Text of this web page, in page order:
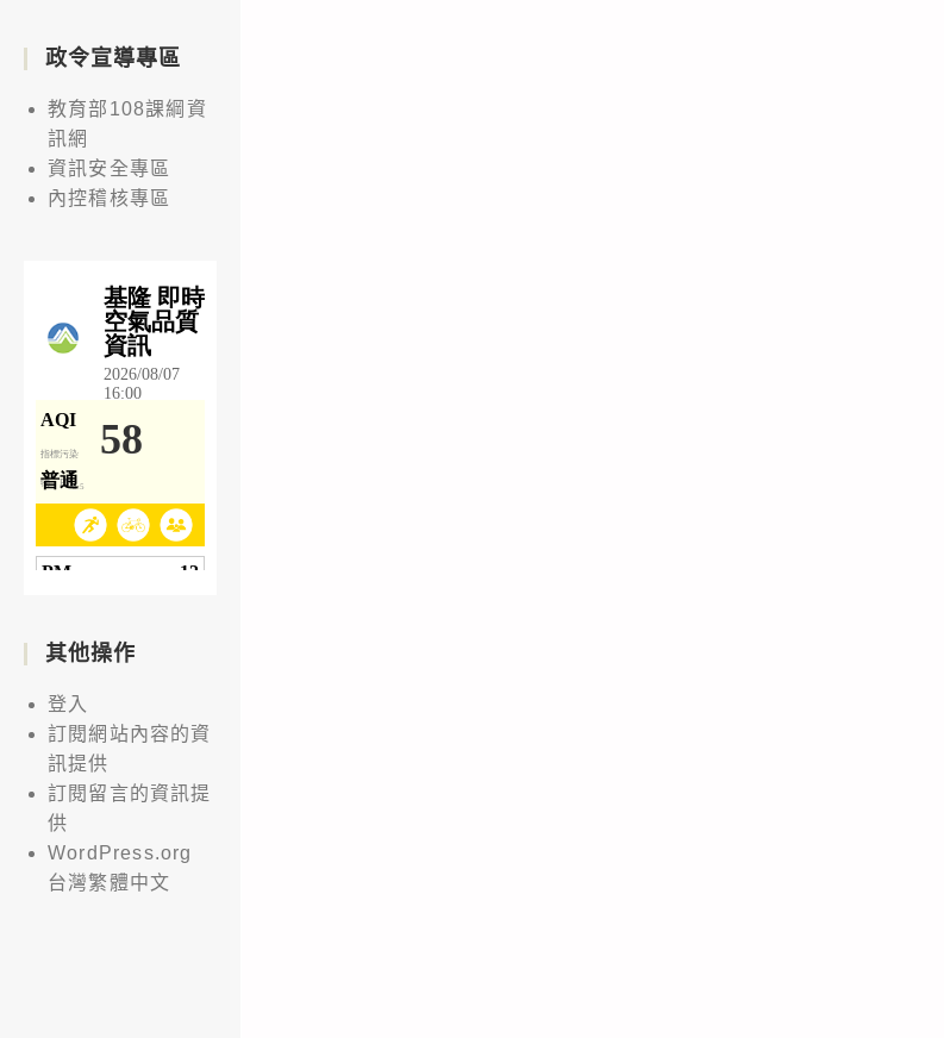
政令宣導專區
教育部108課綱資
訊網
資訊安全專區
內控稽核專區
其他操作
登入
訂閱網站內容的資
訊提供
訂閱留言的資訊提
供
WordPress.org
台灣繁體中文